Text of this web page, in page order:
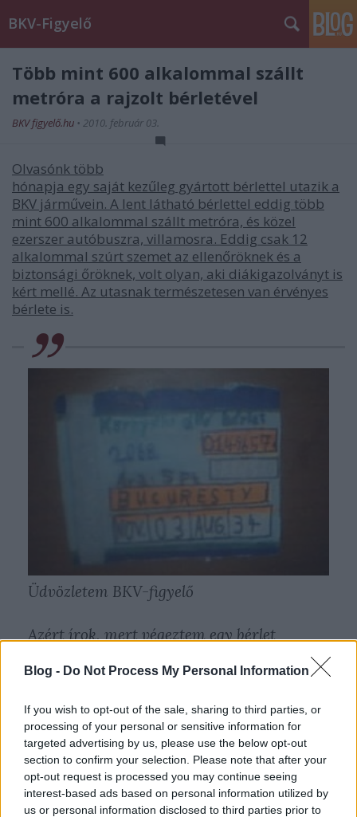
Blog - Do Not Process My Personal Information
If you wish to opt-out of the sale, sharing to third parties, or
processing of your personal or sensitive information for
targeted advertising by us, please use the below opt-out
section to confirm your selection. Please note that after your
opt-out request is processed you may continue seeing
interest-based ads based on personal information utilized by
us or personal information disclosed to third parties prior to
BKV-Figyelő
Több mint 600 alkalommal szállt
metróra a rajzolt bérletével
BKV figyelő.hu • 2010. február 03.
Olvasónk több
hónapja egy saját kezűleg gyártott bérlettel utazik a
BKV járművein. A lent látható bérlettel eddig több
mint 600 alkalommal szállt metróra, és közel
ezerszer autóbuszra, villamosra. Eddig csak 12
alkalommal szúrt szemet az ellenőröknek és a
biztonsági őröknek, volt olyan, aki diákigazolványt is
kért mellé. Az utasnak természetesen van érvényes
bérlete is.
Üdvözletem BKV-figyelő
Azért írok, mert végeztem egy bérlet
kezűleg egy bérletet, amit mellékelek is egy
másoltam. A fémcsíknak látszó grafitolt
rész: BKV Zrt. 1991 Környéki álló bérlet
2068-as érvényességi felirattal Ára 5 Ft
Bucuresty-be (Bukarest) érvényes
november 03-tól augusztus 34-ig. Ezzel a